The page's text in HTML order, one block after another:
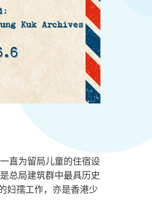
直为留局儿童的住宿设
总局建筑群中最具历史
妇孺工作，亦是香港少